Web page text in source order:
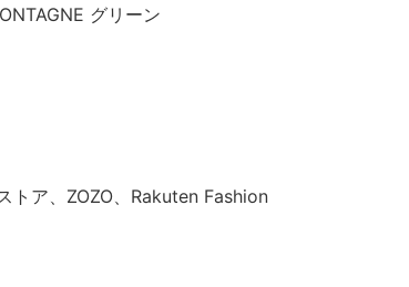
グリーン
トア、ZOZO、Rakuten Fashion